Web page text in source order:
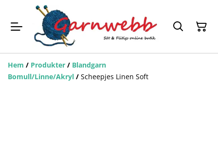
Hem / Produkter / Blandgarn
Bomull/Linne/Akryl / Scheepjes Linen Soft